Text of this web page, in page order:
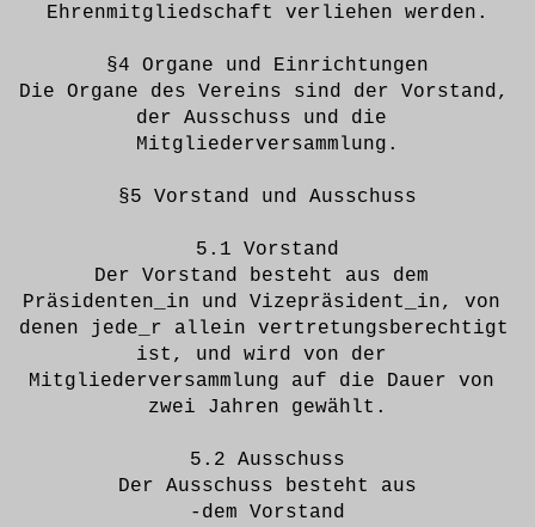
Ehrenmitgliedschaft verliehen werden.
§4 Organe und Einrichtungen
Die Organe des Vereins sind der Vorstand,
der Ausschuss und die
Mitgliederversammlung.
§5 Vorstand und Ausschuss
5.1 Vorstand
Der Vorstand besteht aus dem
Präsidenten_in und Vizepräsident_in, von
denen jede_r allein vertretungsberechtigt
ist, und wird von der
Mitgliederversammlung auf die Dauer von
zwei Jahren gewählt.
5.2 Ausschuss
Der Ausschuss besteht aus
-dem Vorstand